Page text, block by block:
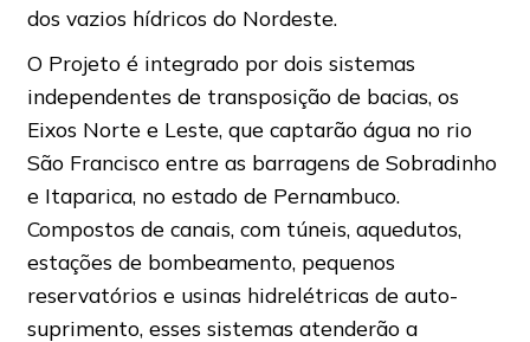
dos vazios hídricos do Nordeste.
O Projeto é integrado por dois sistemas
independentes de transposição de bacias, os
Eixos Norte e Leste, que captarão água no rio
São Francisco entre as barragens de Sobradinho
e Itaparica, no estado de Pernambuco.
Compostos de canais, com túneis, aquedutos,
estações de bombeamento, pequenos
reservatórios e usinas hidrelétricas de auto-
suprimento, esses sistemas atenderão a